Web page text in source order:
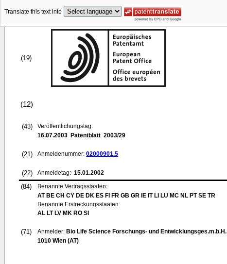
Translate this text into
(19)
(12)
(43)
Veröffentlichungstag:
16.07.2003 Patentblatt 2003/29
(21) Anmeldenummer: 02000901.5
(22) Anmeldetag: 15.01.2002
(84)
Benannte Vertragsstaaten:
AT BE CH CY DE DK ES FI FR GB GR IE IT LI LU MC NL PT SE TR
Benannte Erstreckungsstaaten:
AL LT LV MK RO SI
(71) Anmelder: Bio Life Science Forschungs- und Entwicklungsges.m.b.H.
1010 Wien (AT)